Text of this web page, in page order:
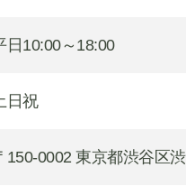
日10:00～18:00
日祝
150-0002 東京都渋谷区